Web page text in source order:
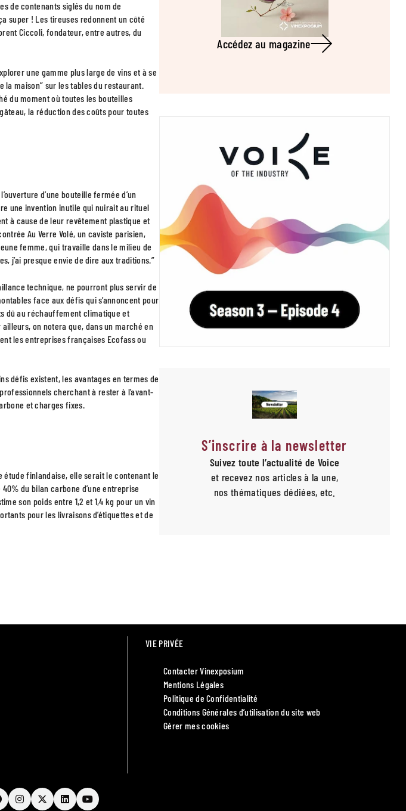
de contenants siglés du nom de
super ! Les tireuses redonnent un côté
Ciccoli, fondateur, entre autres, du
une gamme plus large de vins et à se
maison” sur les tables du restaurant.
du moment où toutes les bouteilles
la réduction des coûts pour toutes
d’une bouteille fermée d’un
une invention inutile qui nuirait au rituel
à cause de leur revêtement plastique et
Au Verre Volé, un caviste parisien,
femme, qui travaille dans le milieu de
j’ai presque envie de dire aux traditions.”
technique, ne pourront plus servir de
face aux défis qui s’annoncent pour
dû au réchauffement climatique et
on notera que, dans un marché en
les entreprises françaises Ecofass ou
défis existent, les avantages en termes de
cherchant à rester à l’avant-
et charges fixes.
finlandaise, elle serait le contenant le
du bilan carbone d’une entreprise
son poids entre 1,2 et 1,4 kg pour un vin
pour les livraisons d’étiquettes et de
Accédez au magazine
S’inscrire à la newsletter
Suivez toute l’actualité de Voice
et recevez nos articles à la une,
nos thématiques dédiées, etc.
VIE PRIVÉE
Contacter Vinexposium
Mentions Légales
Politique de Confidentialité
Conditions Générales d’utilisation du site web
Gérer mes cookies